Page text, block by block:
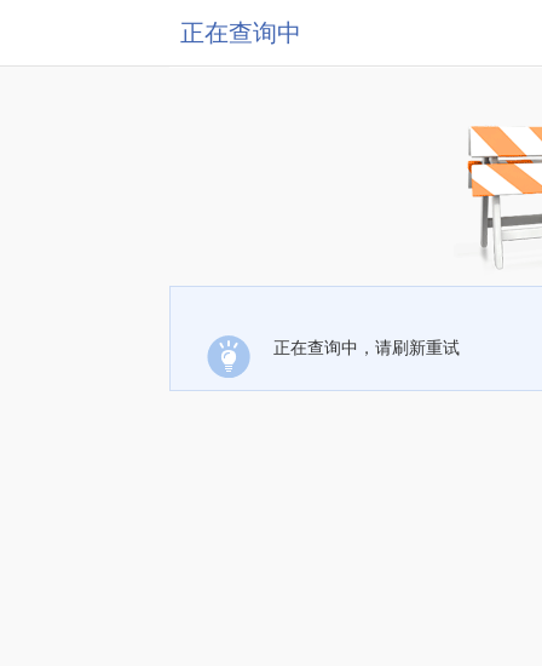
正在查询中
正在查询中，请刷新重试